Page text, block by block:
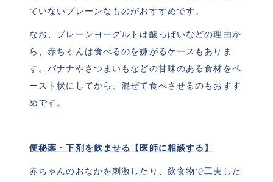
ていないプレーンなものがおすすめです。
なお、プレーンヨーグルトは酸っぱいなどの理由か
ら、赤ちゃんは食べるのを嫌がるケースもありま
す。バナナやさつまいもなどの甘味のある食材をペ
ースト状にしてから、混ぜて食べさせるのもおすす
めです。
便秘薬・下剤を飲ませる【医師に相談する】
赤ちゃんのおなかを刺激したり、飲食物で工夫した